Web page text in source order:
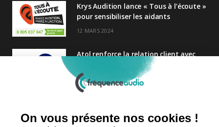
Krys Audition lance « Tous à l’écoute »
pour sensibiliser les aidants
12 MARS 2024
Atol renforce la relation client avec
une nouvelle campagne axée sur la
satisfaction
25 FÉVRIER 2025
Audition Conseil